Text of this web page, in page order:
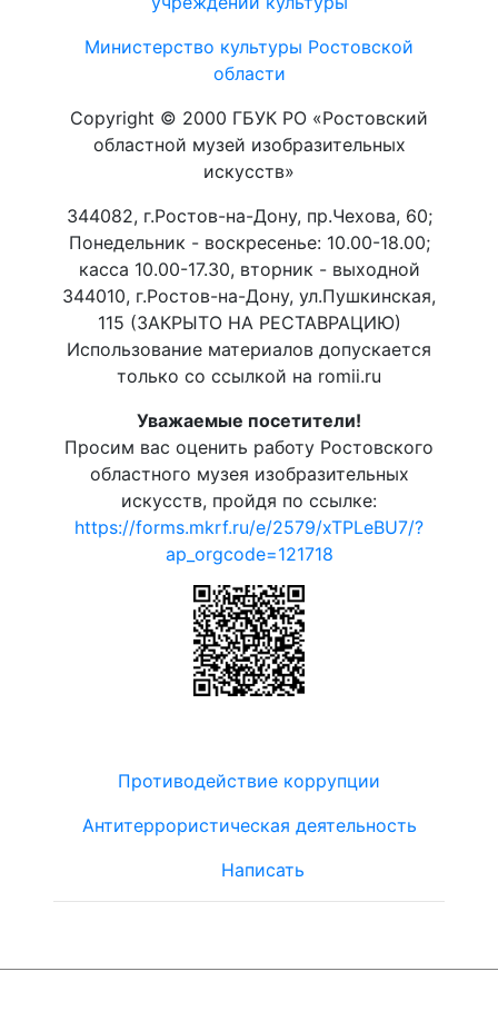
Министерство культуры Ростовской
области
Copyright © 2000 ГБУК РО «Ростовский
областной музей изобразительных
искусств»
344082, г.Ростов-на-Дону, пр.Чехова, 60;
Понедельник - воскресенье: 10.00-18.00;
касса 10.00-17.30, вторник - выходной
344010, г.Ростов-на-Дону, ул.Пушкинская,
115 (ЗАКРЫТО НА РЕСТАВРАЦИЮ)
Использование материалов допускается
только со ссылкой на romii.ru
Уважаемые посетители!
Просим вас оценить работу Ростовского
областного музея изобразительных
искусств, пройдя по ссылке:
https://forms.mkrf.ru/e/2579/xTPLeBU7/?
ap_orgcode=121718
Противодействие коррупции
Антитеррористическая деятельность
Написать